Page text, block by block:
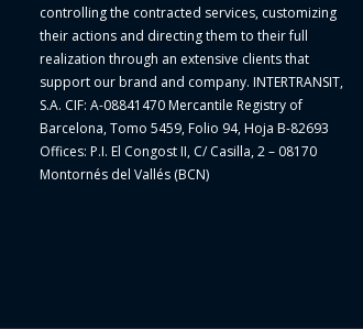
controlling the contracted services, customizing
their actions and directing them to their full
realization through an extensive clients that
support our brand and company. INTERTRANSIT,
S.A. CIF: A-08841470 Mercantile Registry of
Barcelona, Tomo 5459, Folio 94, Hoja B-82693
Offices: P.I. El Congost II, C/ Casilla, 2 – 08170
Montornés del Vallés (BCN)